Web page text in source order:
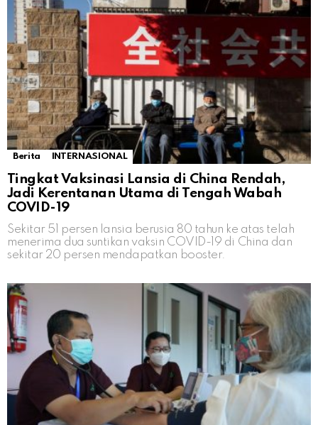
Berita INTERNASIONAL
Tingkat Vaksinasi Lansia di China Rendah,
Jadi Kerentanan Utama di Tengah Wabah
COVID-19
Sekitar 51 persen lansia berusia 80 tahun ke atas telah
menerima dua suntikan vaksin COVID-19 di China dan
sekitar 20 persen mendapatkan booster.